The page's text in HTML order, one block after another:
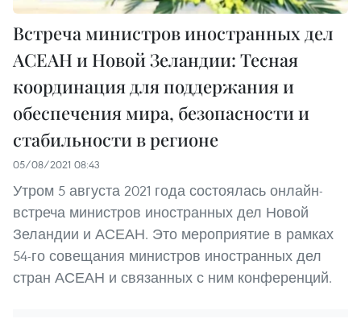
Встреча министров иностранных дел
АСЕАН и Новой Зеландии: Тесная
координация для поддержания и
обеспечения мира, безопасности и
стабильности в регионе
05/08/2021 08:43
Утром 5 августа 2021 года состоялась онлайн-
встреча министров иностранных дел Новой
Зеландии и АСЕАН. Это мероприятие в рамках
54-го совещания министров иностранных дел
стран АСЕАН и связанных с ним конференций.